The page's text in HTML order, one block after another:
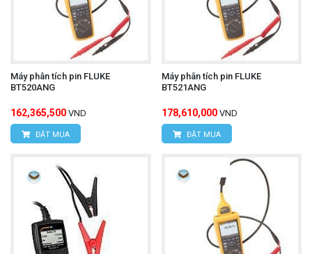
Máy phân tích pin FLUKE
BT520ANG
162,365,500 VND
ĐẶT MUA
Máy phân tích pin FLUKE
BT521ANG
178,610,000 VND
ĐẶT MUA